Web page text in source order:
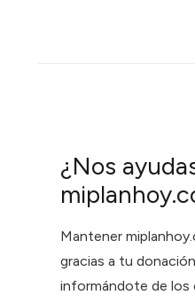
¿Nos
Mantener
gracias a tu
informándote de los